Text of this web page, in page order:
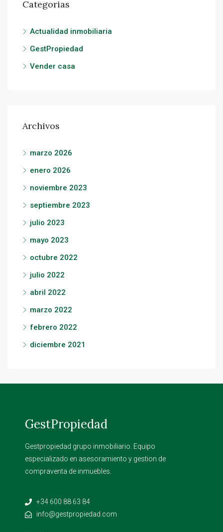
Categorias
Actualidad inmobiliaria
GestPropiedad
Vender casa
Archivos
marzo 2026
enero 2026
noviembre 2023
septiembre 2023
julio 2023
mayo 2023
octubre 2022
julio 2022
abril 2022
marzo 2022
febrero 2022
diciembre 2021
GestPropiedad
Gestpropiedad grupo inmobiliario. Equipo
especializado en asesoramiento y gestion de
compraventa de inmuebles.
+34 600 88 63 84
info@gestpropiedad.com